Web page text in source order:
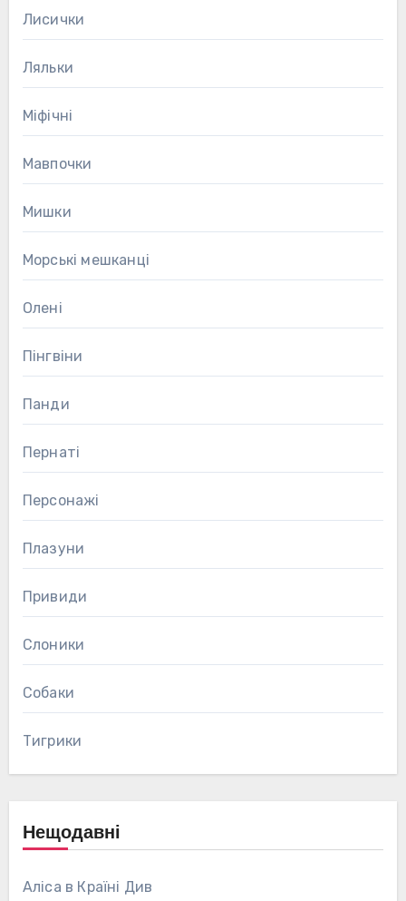
Лисички
Ляльки
Міфічні
Мавпочки
Мишки
Морські мешканці
Олені
Пінгвіни
Панди
Пернаті
Персонажі
Плазуни
Привиди
Слоники
Собаки
Тигрики
Нещодавні
Аліса в Країні Див